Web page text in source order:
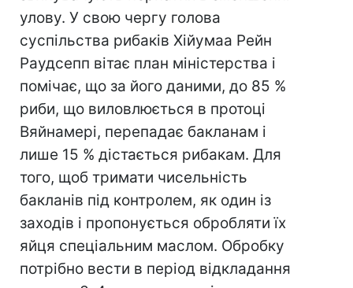
улову. У свою чергу голова
суспільства рибаків Хійумаа Рейн
Раудсепп вітає план міністерства і
помічає, що за його даними, до 85 %
риби, що виловлюється в протоці
Вяйнамері, перепадає бакланам і
лише 15 % дістається рибакам. Для
того, щоб тримати чисельність
бакланів під контролем, як один із
заходів і пропонується обробляти їх
яйця спеціальним маслом. Обробку
потрібно вести в період відкладання